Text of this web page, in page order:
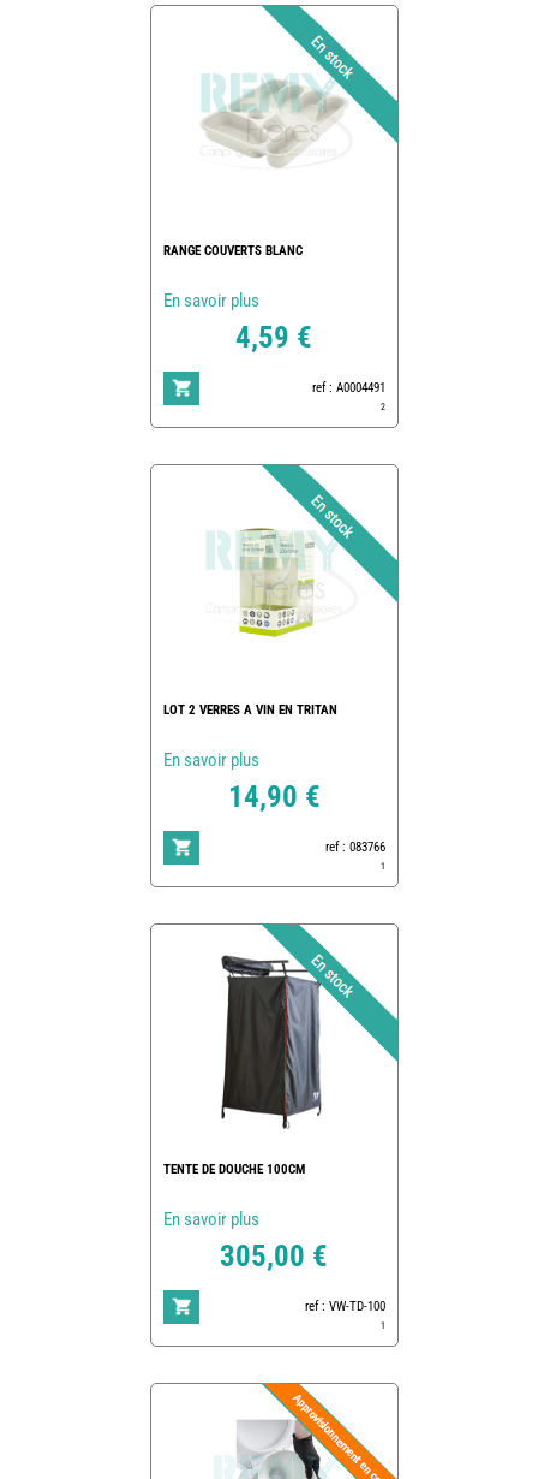
RANGE COUVERTS BLANC
En savoir plus
4,59 €
ref : A0004491
2
LOT 2 VERRES A VIN EN TRITAN
En savoir plus
14,90 €
ref : 083766
1
TENTE DE DOUCHE 100CM
En savoir plus
305,00 €
ref : VW-TD-100
1